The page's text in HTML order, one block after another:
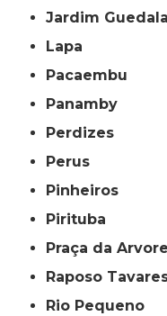
Jardim Guedala
Lapa
Pacaembu
Panamby
Perdizes
Perus
Pinheiros
Pirituba
Praça da Arvore
Raposo
Rio Pequeno